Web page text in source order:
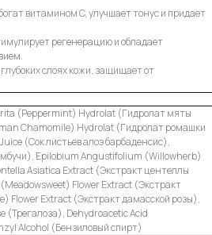
витамином C, улучшает тонус и придает
регенерацию и обладает
слоях кожи, защищает от
(Peppermint) Hydrolat (Гидролат мяты
Chamomile) Hydrolat (Гидролат ромашки
(Сок листьев алоэ барбаденсис),
Epilobium Angustifolium (Willowherb)
Asiatica Extract (Экстракт центеллы
Flower Extract (Экстракт
Flower Extract (Экстракт дамасской розы),
Dehydroacetic Acid
Alcohol (Бензиловый спирт)